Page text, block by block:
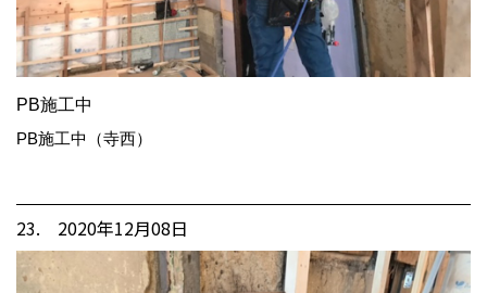
PB施工中
PB施工中（寺西）
23. 2020年12月08日